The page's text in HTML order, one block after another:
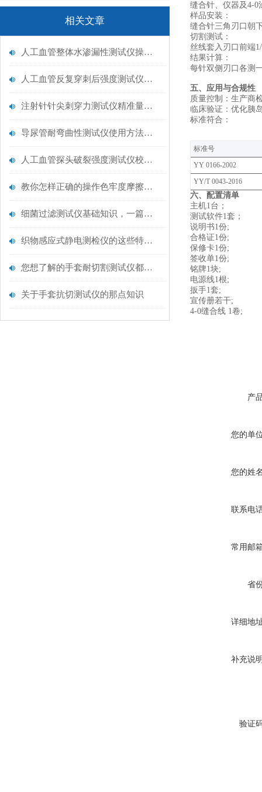
相关文章
人工血管整体水渗漏性测试仪操作中最容易出错的步骤
人工血管反复穿刺后强度测试仪是什么？透析患者的“生命管“质量靠它把关！
注射针针尖刺穿力测试仪精准量化针尖锋利度，构筑临床安全防线
导尿管耐弯曲性测试仪使用方法与操作规范
人工血管探头破裂强度测试仪校准规范：精准赋能医疗安全的技术基准
教你怎样正确的操作色牢度摩擦测试机
细菌过滤测试仪基础知识，一篇搞定
织物感应式静电测检仪的这些特点很少有人都知道
您想了解的手套耐切割测试仪都在这里了
关于手套抗切测试仪的那点知识
缝合针、仪器及4-
‌样品安装‌：
缝合针三角刃口朝
‌切割测试‌：
丝线套入刃口前端
‌结果计算‌：
每针双侧刃口各测
‌五、应用与合规性
质量控制‌：生产商
临床验证‌：优化胰
‌标准符合‌：
‌标准号‌
YY 0166-2002
YY/T 0043-2016
六、配置清单
主机1台；
测试软件1套；
说明书1份;
合格证1份;
保修卡1份;
签收单1份;
铭牌1块;
电源线1根;
扳手1套;
宣传册若干;
4-0缝合线 1卷;
产
您的单
您的姓
联系电
常用邮
省
详细地
补充说
验证